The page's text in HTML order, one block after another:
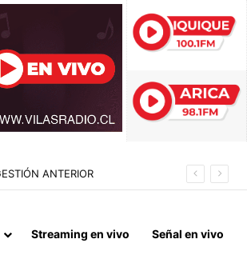
Streaming en vivo Señal en vivo